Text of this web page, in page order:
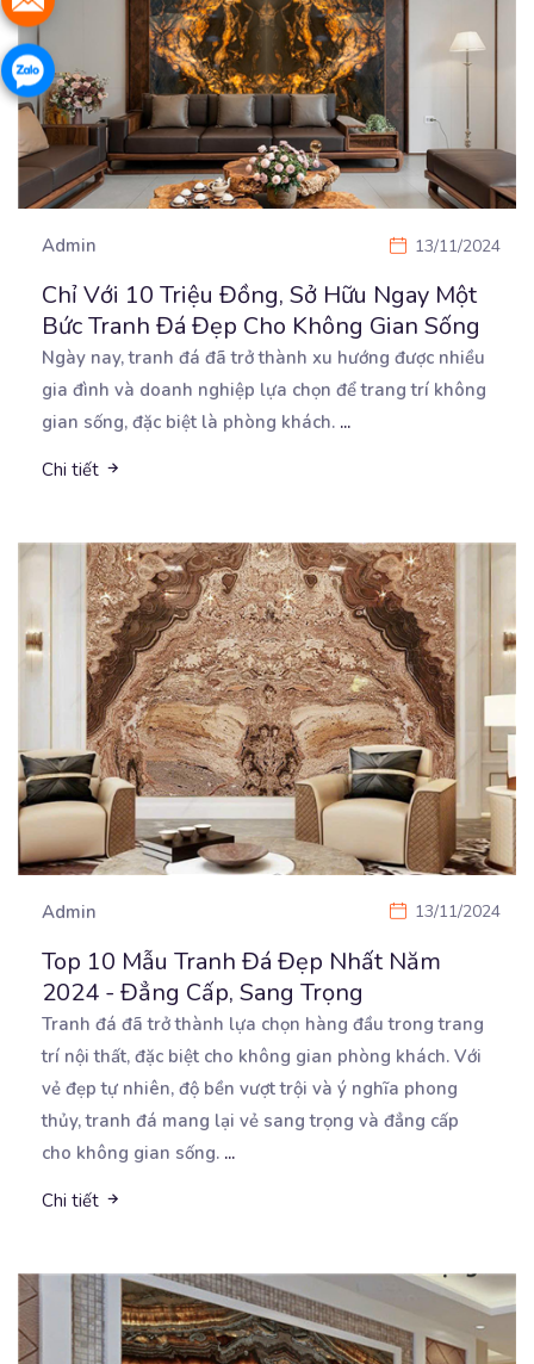
Admin 13/11/2024
Chỉ Với 10 Triệu Đồng, Sở Hữu Ngay Một
Bức Tranh Đá Đẹp Cho Không Gian Sống
Ngày nay, tranh đá đã trở thành xu hướng được nhiều
gia đình và doanh nghiệp lựa chọn để trangtrí không
gian sống, đặc biệt là phòng khách. ...
Chi tiết
Admin 13/11/2024
Top 10 Mẫu Tranh Đá Đẹp Nhất Năm
2024 - Đẳng Cấp, Sang Trọng
Tranh đá đã trở thành lựa chọn hàng đầu trong trang
trí nội thất, đặc biệt cho không gian phòng khách. Với
vẻ đẹp tự nhiên, độ bền vượt trội và ý nghĩa phong
thủy, tranh đá mang lại vẻ sang trọng và đẳng cấp
cho không gian sống. ...
Chi tiết